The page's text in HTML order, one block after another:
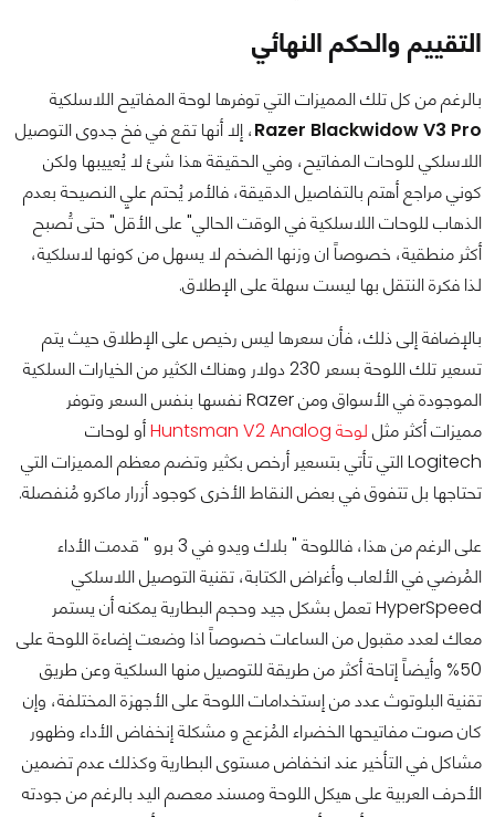
التقييم والحكم النهائي
بالرغم من كل تلك المميزات التي توفرها لوحة المفاتيح اللاسلكية
Razer Blackwidow V3 Pro، إلا أنها تقع في فخ جدوى التوصيل
اللاسلكي للوحات المفاتيح، وفي الحقيقة هذا شئ لا يُعييبها ولكن
كوني مراجع أهتم بالتفاصيل الدقيقة، فالأمر يُحتم عليٍ النصيحة بعدم
الذهاب للوحات اللاسلكية في الوقت الحالي" على الأقل" حتى تُصبح
أكثر منطقية، خصوصاً ان وزنها الضخم لا يسهل من كونها لاسلكية،
لذا فكرة النتقل بها ليست سهلة على الإطلاق.
بالإضافة إلى ذلك، فأن سعرها ليس رخيص على الإطلاق حيث يتم
تسعير تلك اللوحة بسعر 230 دولار وهناك الكثير من الخيارات السلكية
الموجودة في الأسواق ومن Razer نفسها بنفس السعر وتوفر
مميزات أكثر مثل لوحة Huntsman V2 Analog
أو لوحات
Logitech التي تأتي بتسعير أرخص بكثير وتضم معظم المميزات التي
تحتاجها بل تتفوق في بعض النقاط الأخرى كوجود أزرار ماكرو مُنفصلة.
على الرغم من هذا، فاللوحة " بلاك ويدو في 3 برو " قدمت الأداء
المُرضي في الألعاب وأغراض الكتابة، تقنية التوصيل اللاسلكي
HyperSpeed تعمل بشكل جيد وحجم البطارية يمكنه أن يستمر
معاك لعدد مقبول من الساعات خصوصاً اذا وضعت إضاءة اللوحة على
50% وأيضاً إتاحة أكثر من طريقة للتوصيل منها السلكية وعن طريق
تقنية البلوتوث عدد من إستخدامات اللوحة على الأجهزة المختلفة، وإن
كان صوت مفاتيحها الخضراء المُزعج و مشكلة إنخفاض الأداء وظهور
مشاكل في التأخير عند انخفاض مستوى البطارية وكذلك عدم تضمين
الأحرف العربية على هيكل اللوحة ومسند معصم اليد بالرغم من جودته